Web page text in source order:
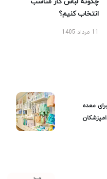
انتخاب کنیم؟
11 مرداد 1405
معده